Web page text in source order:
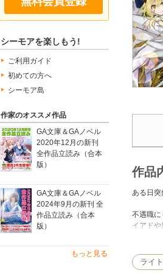
シーモアを楽しもう!
ご利用ガイド
初めての方へ
シーモア島
作家のオススメ作品
GA文庫＆GAノベル
2020年12月の新刊
全作品立読み（合本
版）
GA文庫＆GAノベル
2024年9月の新刊 全
作品立読み（合本
版）
もっと見る
作品
ある日突
不遇職に
イアド
国内外
ライ